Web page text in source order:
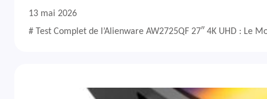
13 mai 2026
# Test Complet de l’Alienware AW2725QF 27″ 4K UHD : Le